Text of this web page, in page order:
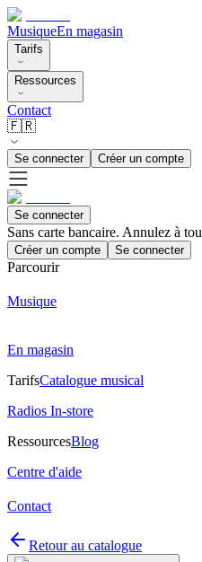
MusiqueEn magasin
Tarifs
Ressources
Contact
🇫🇷
Se connecter Créer un compte
Se connecter
Sans carte bancaire. Annulez à
Créer un compte Se connecter
Parcourir
Musique
En magasin
TarifsCatalogue musical
Radios In-store
RessourcesBlog
Centre d'aide
Contact
Retour au catalogue